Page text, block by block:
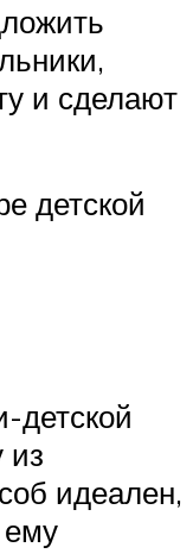
и сделают
детской
детской
из
идеален,
ему